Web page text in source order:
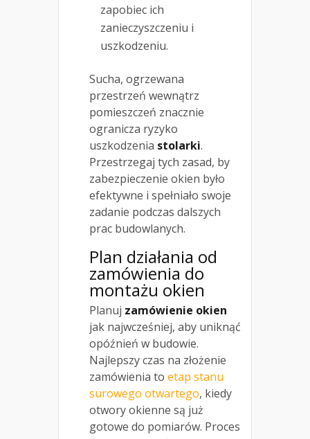
zapobiec ich
zanieczyszczeniu i
uszkodzeniu.
Sucha, ogrzewana
przestrzeń wewnątrz
pomieszczeń znacznie
ogranicza ryzyko
uszkodzenia stolarki.
Przestrzegaj tych zasad, by
zabezpieczenie okien było
efektywne i spełniało swoje
zadanie podczas dalszych
prac budowlanych.
Plan działania od
zamówienia do
montażu okien
Planuj zamówienie okien
jak najwcześniej, aby uniknąć
opóźnień w budowie.
Najlepszy czas na złożenie
zamówienia to etap stanu
surowego otwartego, kiedy
otwory okienne są już
gotowe do pomiarów. Proces